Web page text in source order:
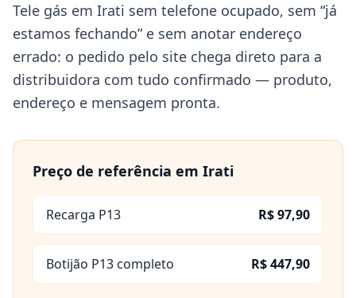
Tele gás em Irati sem telefone ocupado, sem “já
estamos fechando” e sem anotar endereço
errado: o pedido pelo site chega direto para a
distribuidora com tudo confirmado — produto,
endereço e mensagem pronta.
Preço de referência em Irati
Recarga P13 R$ 97,90
Botijão P13 completo R$ 447,90